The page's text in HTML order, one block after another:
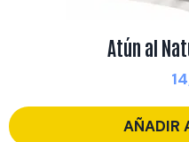
Atún al
AÑADIR